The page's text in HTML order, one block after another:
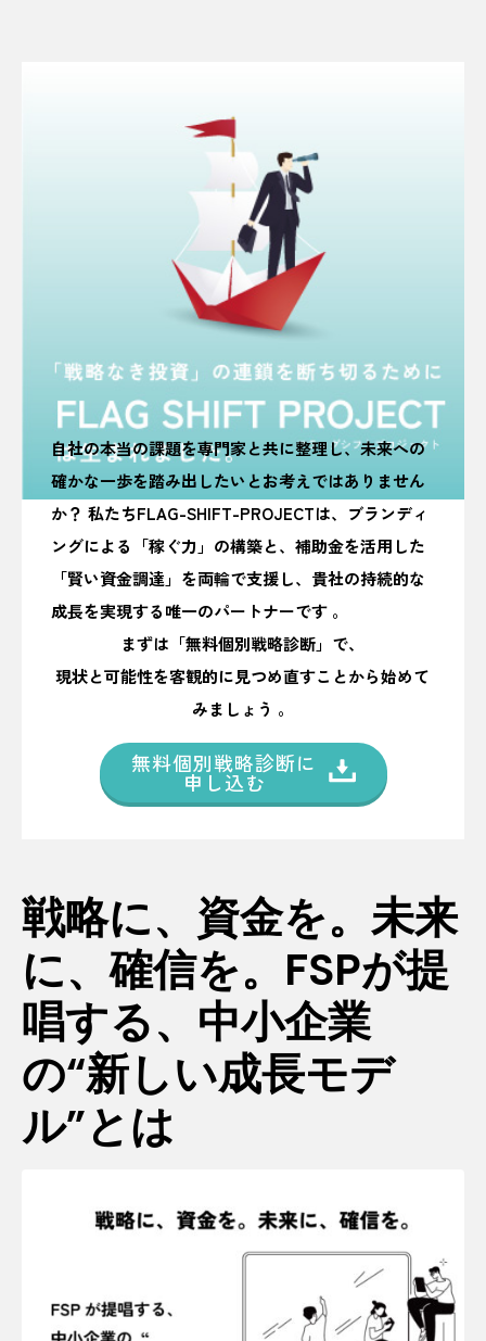
自社の本当の課題を専門家と共に整理し、未来への
確かな一歩を踏み出したいとお考えではありません
か？ 私たちFLAG-SHIFT-PROJECTは、ブランディ
ングによる「稼ぐ力」の構築と、補助金を活用した
「賢い資金調達」を両輪で支援し、貴社の持続的な
成長を実現する唯一のパートナーです 。
まずは「無料個別戦略診断」で、
現状と可能性を客観的に見つめ直すことから始めて
みましょう 。
無料個別戦略診断に
申し込む
戦略に、資金を。未来
に、確信を。FSPが提
唱する、中小企業
の“新しい成長モデ
ル”とは